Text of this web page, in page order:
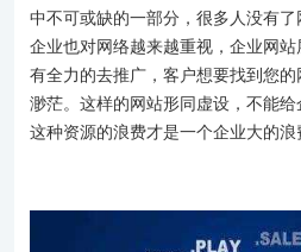
中不可或缺的一部分，很多人没有
企业也对网络越来越重视，企业网
有全力的去推广，客户想要找到您
渺茫。这样的网站形同虚设，不能给
这种资源的浪费才是一个企业大的浪